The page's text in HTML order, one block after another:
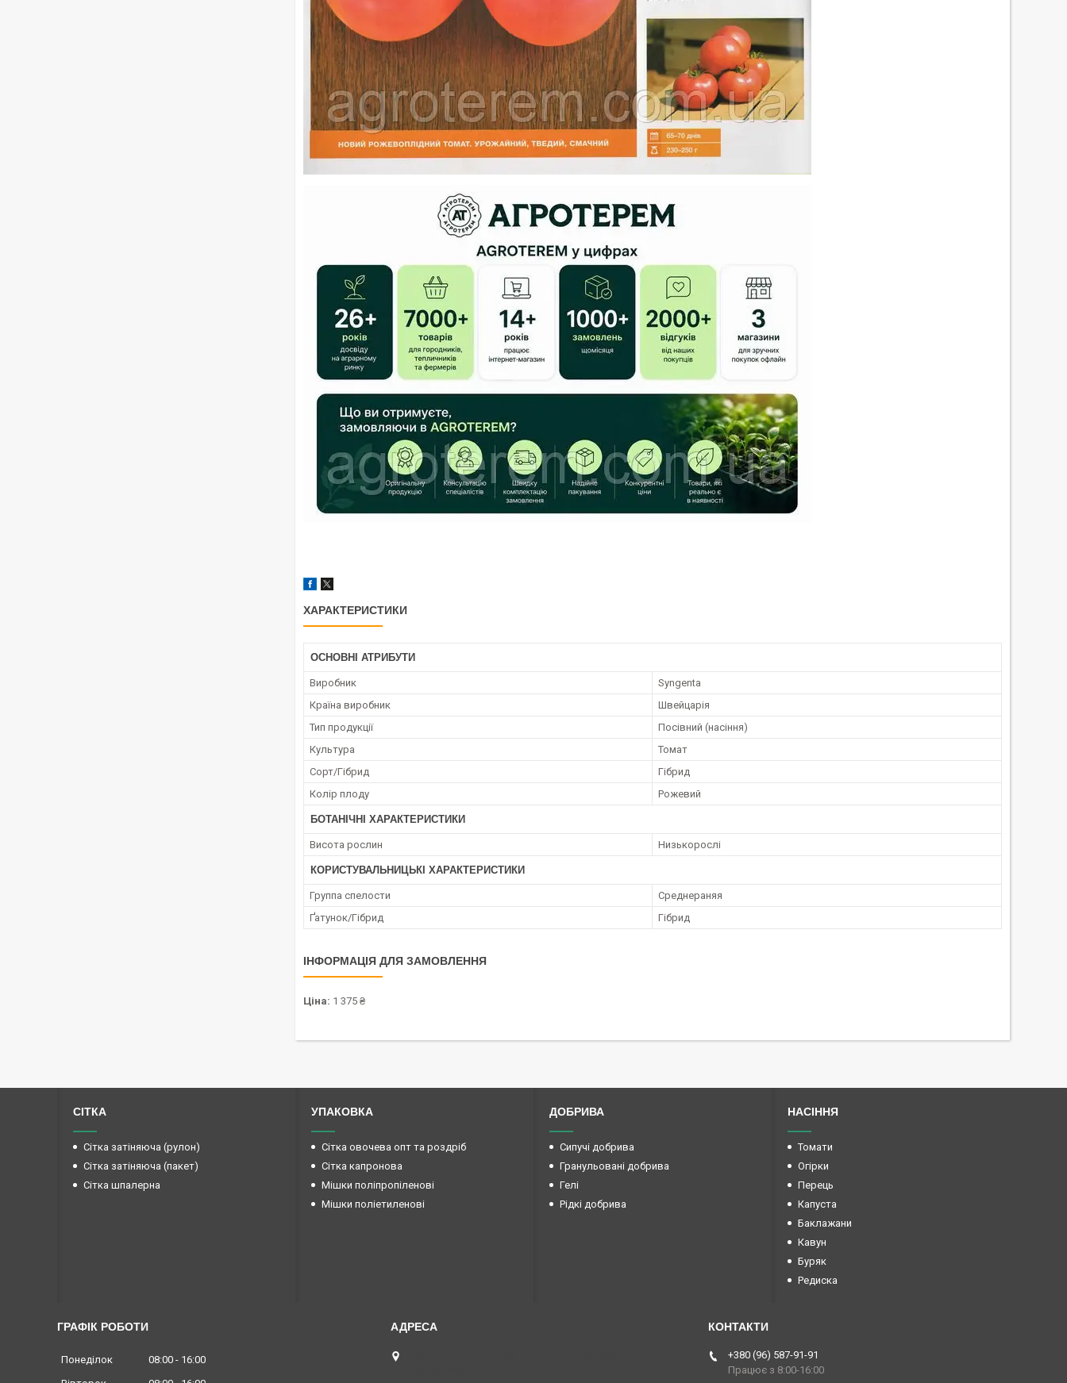
ХАРАКТЕРИСТИКИ
ОСНОВНІ АТРИБУТИ
Виробник
Syngenta
Країна виробник
Швейцарія
Тип продукції
Посівний (насіння)
Культура
Томат
Сорт/Гібрид
Гібрид
Колір плоду
Рожевий
БОТАНІЧНІ ХАРАКТЕРИСТИКИ
Висота рослин Низькорослі
КОРИСТУВАЛЬНИЦЬКІ ХАРАКТЕРИСТИКИ
Группа спелости
Среднераняя
Ґатунок/Гібрид
Гібрид
ІНФОРМАЦІЯ ДЛЯ ЗАМОВЛЕННЯ
Ціна: 1 375 ₴
СІТКА
Сітка затіняюча (рулон)
Сітка затіняюча (пакет)
Сітка шпалерна
УПАКОВКА
Сітка овочева опт та роздріб
Сітка капронова
Мішки поліпропіленові
Мішки поліетиленові
ДОБРИВА
Сипучі добрива
Гранульовані добрива
Гелі
Рідкі добрива
НАСІННЯ
Томати
Огірки
Перець
Капуста
Баклажани
Кавун
Буряк
Редиска
ГРАФІК РОБОТИ
Понеділок 08:00
16:00
+380 (96) 587-91-91
Працює з 8:00-16:00